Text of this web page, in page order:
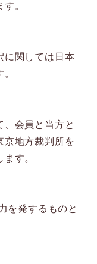
。
に関しては日本
、会員と当方と
京地方裁判所を
す。
を発するものと